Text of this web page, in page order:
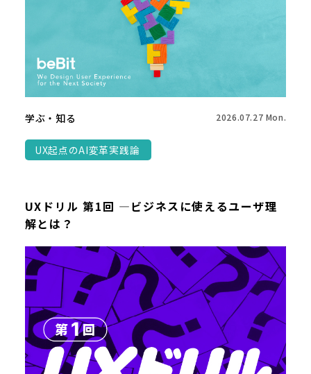
学ぶ・知る 2026.07.27 Mon.
UX起点のAI変革実践論
UXドリル 第1回 ―ビジネスに使えるユーザ理
解とは？